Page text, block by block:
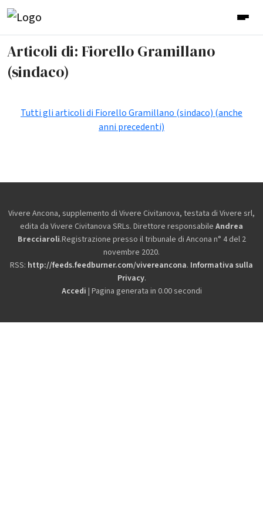
Articoli di: Fiorello Gramillano
(sindaco)
Tutti gli articoli di Fiorello Gramillano (sindaco) (anche
anni precedenti)
Vivere Ancona, supplemento di Vivere Civitanova, testata di Vivere srl,
edita da Vivere Civitanova SRLs. Direttore responsabile Andrea
Brecciaroli.Registrazione presso il tribunale di Ancona n° 4 del 2
novembre 2020.
RSS: http://feeds.feedburner.com/vivereancona. Informativa sulla
Privacy.
Accedi | Pagina generata in 0.00 secondi